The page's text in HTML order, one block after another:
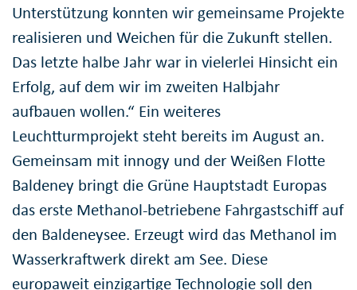
Unterstützung konnten wir gemeinsame Projekte
realisieren und Weichen für die Zukunft stellen.
Das letzte halbe Jahr war in vielerlei Hinsicht ein
Erfolg, auf dem wir im zweiten Halbjahr
aufbauen wollen.“ Ein weiteres
Leuchtturmprojekt steht bereits im August an.
Gemeinsam mit innogy und der Weißen Flotte
Baldeney bringt die Grüne Hauptstadt Europas
das erste Methanol-betriebene Fahrgastschiff auf
den Baldeneysee. Erzeugt wird das Methanol im
Wasserkraftwerk direkt am See. Diese
europaweit einzigartige Technologie soll den